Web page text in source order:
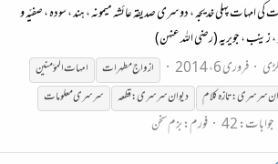
امہات پہلی خدیجہ ، دوسری صدیقہ عائشہ میمونہ ، ہند ، سودہ ، صفیّہ و
، زینب ، جویریہ (رضی اللہ عنہن)
لڑی فروری 6، 2014 ازواج مطہرات
امہات المؤمنین
سرسری: تازہ کلام دیوانسرسری: قطعہ سرسریمعلومات
جوابات: 42 فورم:بزم سخن